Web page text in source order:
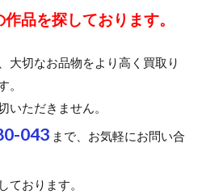
品を探しております。
大切なお品物をより高く買取り
。
いただきません。
043 まで、お気軽にお問い合
ております。